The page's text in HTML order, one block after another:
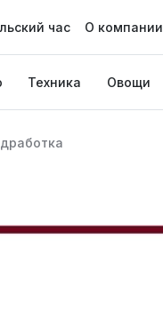
час О компании
Техника Овощи